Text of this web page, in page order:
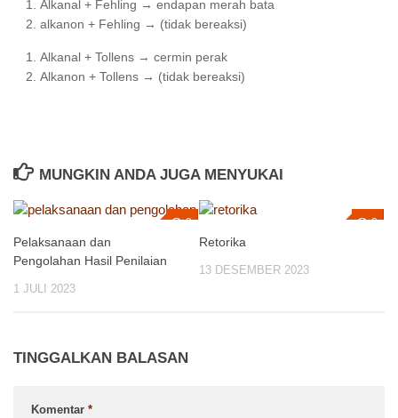
Alkanal + Fehling → endapan merah bata
alkanon + Fehling → (tidak bereaksi)
Alkanal + Tollens → cermin perak
Alkanon + Tollens → (tidak bereaksi)
MUNGKIN ANDA JUGA MENYUKAI
0
Pelaksanaan dan
Pengolahan Hasil Penilaian
1 JULI 2023
0
Retorika
13 DESEMBER 2023
TINGGALKAN BALASAN
Komentar *